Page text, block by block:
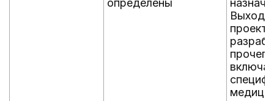
определены